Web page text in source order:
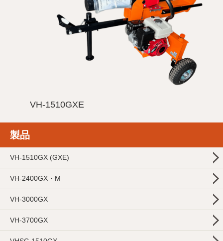
VH-1510GXE
製品
VH-1510GX (GXE)
VH-2400GX・M
VH-3000GX
VH-3700GX